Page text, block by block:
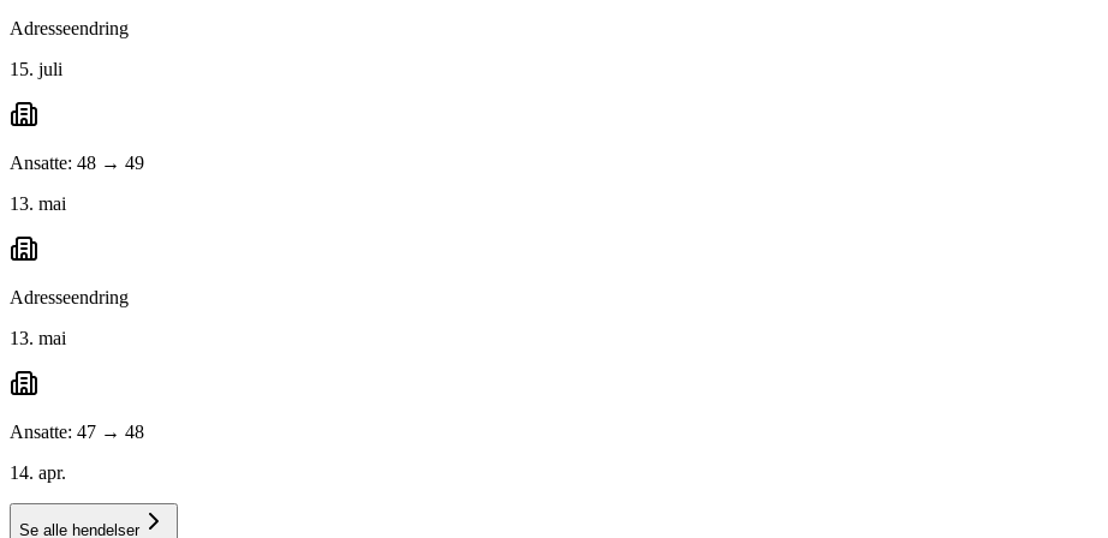
Adresseendring
15. juli
Ansatte: 48 → 49
13. mai
Adresseendring
13. mai
Ansatte: 47 → 48
14. apr.
Se alle hendelser